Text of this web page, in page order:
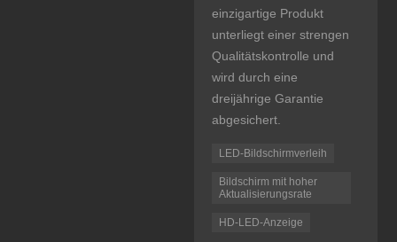
einzigartige Produkt
unterliegt einer strengen
Qualitätskontrolle und
wird durch eine
dreijährige Garantie
abgesichert.
LED-Bildschirmverleih
Bildschirm mit hoher
Aktualisierungsrate
HD-LED-Anzeige